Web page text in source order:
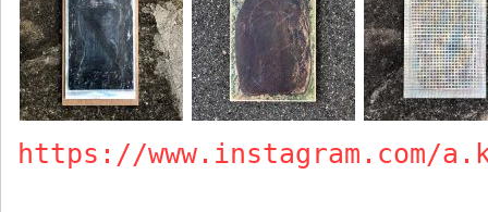
https://www.instagram.com/